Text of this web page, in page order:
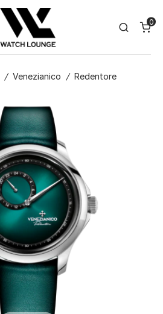
Search
0
/ Venezianico / Redentore